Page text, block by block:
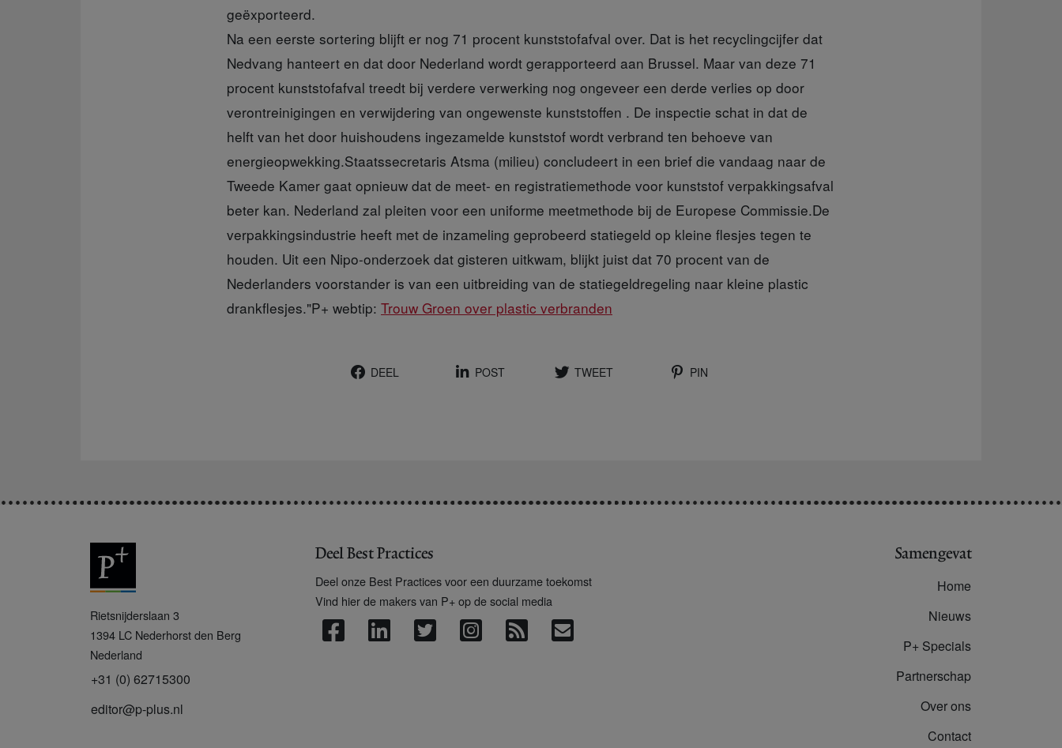
geëxporteerd.
Na een eerste sortering blijft er nog 71 procent kunststofafval over. Dat is het recyclingcijfer dat
Nedvang hanteert en dat door Nederland wordt gerapporteerd aan Brussel. Maar van deze 71
procent kunststofafval treedt bij verdere verwerking nog ongeveer een derde verlies op door
verontreinigingen en verwijdering van ongewenste kunststoffen . De inspectie schat in dat de
helft van het door huishoudens ingezamelde kunststof wordt verbrand ten behoeve van
energieopwekking.Staatssecretaris Atsma (milieu) concludeert in een brief die vandaag naar de
Tweede Kamer gaat opnieuw dat de meet- en registratiemethode voor kunststof verpakkingsafval
beter kan. Nederland zal pleiten voor een uniforme meetmethode bij de Europese Commissie.De
verpakkingsindustrie heeft met de inzameling geprobeerd statiegeld op kleine flesjes tegen te
houden. Uit een Nipo-onderzoek dat gisteren uitkwam, blijkt juist dat 70 procent van de
Nederlanders voorstander is van een uitbreiding van de statiegeldregeling naar kleine plastic
drankflesjes."P+ webtip: Trouw Groen over plastic verbranden
DEEL POST TWEET PIN
+
Rietsnijderslaan 3
1394 LC Nederhorst den Berg
Nederland
+31 (0) 62715300
editor@p-plus.nl
Deel Best Practices
Deel onze Best Practices voor een duurzame toekomst
Vind hier de makers van P+ op de social media
Samengevat
Home
Nieuws
P+ Specials
Partnerschap
Over ons
Contact